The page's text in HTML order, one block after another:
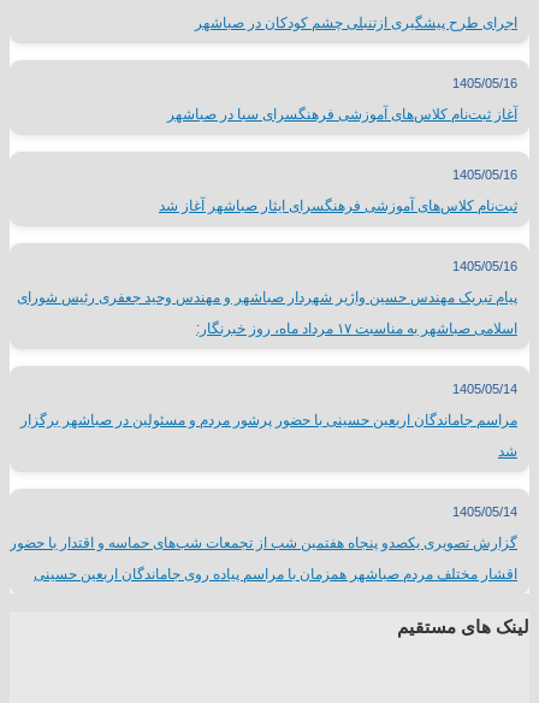
اجرای طرح پیشگیری ازتنبلی چشم کودکان در صباشهر
1405/05/16
آغاز ثبت‌نام کلاس‌های آموزشی فرهنگسرای سبا در صباشهر
1405/05/16
ثبت‌نام کلاس‌های آموزشی فرهنگسرای ایثار صباشهر آغاز شد
1405/05/16
پیام تبریک مهندس حسین واژیر شهردار صباشهر و مهندس وحید جعفری رئیس شورای
اسلامی صباشهر به مناسبت ۱۷ مرداد ماه، روز خبرنگار:
1405/05/14
مراسم جاماندگان اربعین حسینی با حضور پرشور مردم و مسئولین در صباشهر برگزار
شد
1405/05/14
گزارش تصویری یکصدو پنجاه هفتمین شب از تجمعات شب‌های حماسه و اقتدار با حضور
اقشار مختلف مردم صباشهر همزمان با مراسم پیاده روی جاماندگان اربعین حسینی
لینک های مستقیم